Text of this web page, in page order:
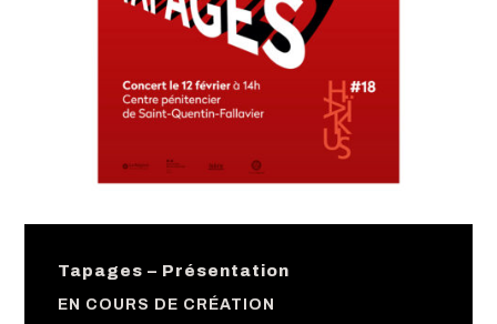
Tapages – Présentation
EN COURS DE CRÉATION